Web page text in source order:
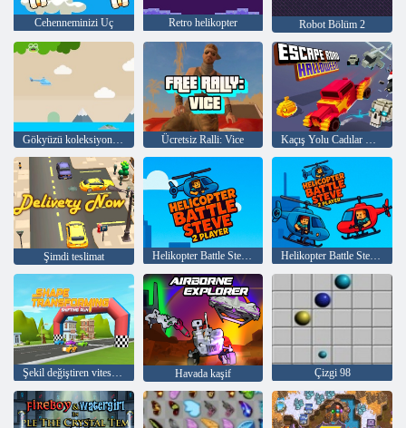
Cehenneminizi Uç Retro helikopter Robot Bölüm 2
Gökyüzü koleksiyoncuları Ücretsiz Ralli: Vice Kaçış Yolu Cadılar Bayramı
Şimdi teslimat Helikopter Battle Steve 2 Oyuncu
Havada kaşif Çizgi 98